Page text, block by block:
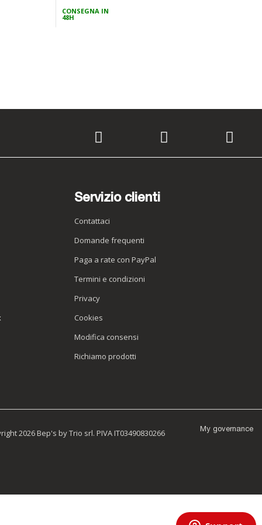
speciale
CONSEGNA IN
48H
Servizio clienti
Contattaci
Domande frequenti
Paga a rate con PayPal
Termini e condizioni
Privacy
Cookies
Modifica consensi
Richiamo prodotti
My governance
2026 Bep's by Trio srl. PIVA IT03490830266